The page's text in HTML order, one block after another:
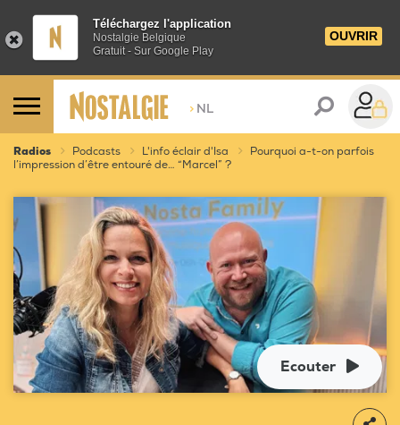
Téléchargez l'application
Nostalgie Belgique
Gratuit - Sur Google Play
OUVRIR
> NL
Radios Podcasts L'info éclair d'Isa
Pourquoi a-t-on parfois
l’impression d’être entouré de… “Marcel” ?
Ecouter